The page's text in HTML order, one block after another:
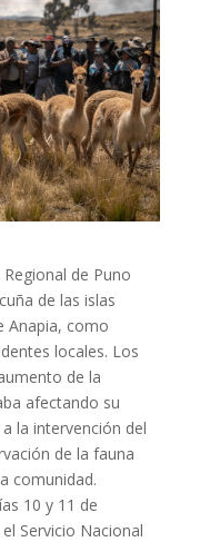
de Puno
de las islas
Anapia, como
locales. Los
de la
afectando su
la intervención del
de la fauna
comunidad.
10 y 11 de
Servicio Nacional